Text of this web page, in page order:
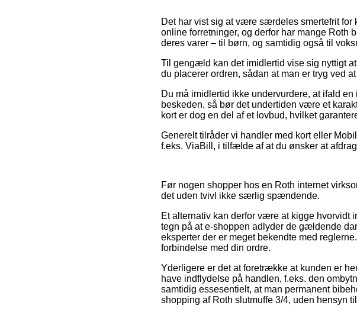
Det har vist sig at være særdeles smertefrit
online forretninger, og derfor har mange Roth
deres varer – til børn, og samtidig også til
Til gengæld kan det imidlertid vise sig nyttigt
du placerer ordren, sådan at man er tryg ved
Du må imidlertid ikke undervurdere, at ifald
beskeden, så bør det undertiden være et
kort er dog en del af et lovbud, hvilket
Generelt tilråder vi handler med kort eller
f.eks. ViaBill, i tilfælde af at du ønsker at
Før nogen shopper hos en Roth internet
det uden tvivl ikke særlig spændende.
Et alternativ kan derfor være at kigge
tegn på at e-shoppen adlyder de gældende
eksperter der er meget bekendte med
forbindelse med din ordre.
Yderligere er det at foretrække at kunden er
have indflydelse på handlen, f.eks. den
samtidig essesentielt, at man permanent
shopping af Roth slutmuffe 3/4, uden hensyn